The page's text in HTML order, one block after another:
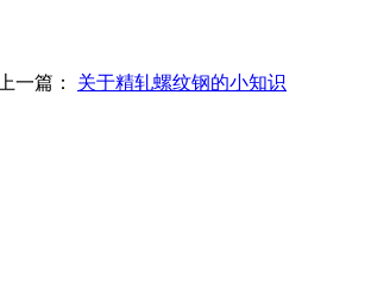
上一篇： 关于精轧螺纹钢的小知识